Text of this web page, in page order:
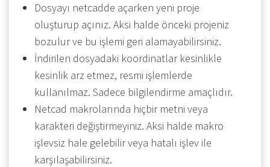
Dosyayı netcadde açarken yeni proje
oluşturup açınız. Aksi halde önceki projeniz
bozulur ve bu işlemi geri alamayabilirsiniz.
İndirilen dosyadaki koordinatlar kesinlikle
kesinlik arz etmez, resmi işlemlerde
kullanılmaz. Sadece bilgilendirme amaçlıdır.
Netcad makrolarında hiçbir metni veya
karakteri değiştirmeyiniz. Aksi halde makro
işlevsiz hale gelebilir veya hatalı işlev ile
karşılaşabilirsiniz.